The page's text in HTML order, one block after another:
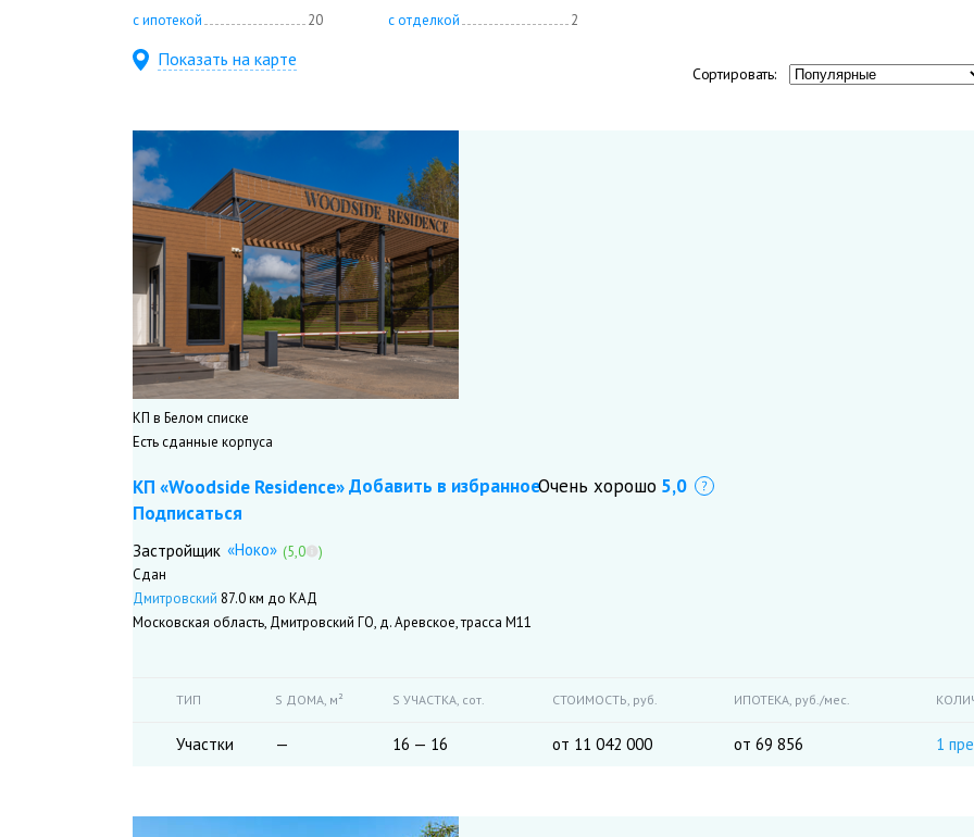
с ипотекой
20 с отделкой 2
Сортировать:
Показать на карте
КП в Белом списке
Есть сданные корпуса
КП «Woodside Residence»Добавить в избранное
Подписаться
Застройщик «Ноко» (5,0 )
Очень хорошо 5,0 Что это?
Сдан
Дмитровский 87.0 км до КАД
Московская область, Дмитровский ГО, д. Аревское, трасса М11
ТИП S ДОМА, м² S УЧАСТКА, сот. СТОИМОСТЬ, руб. ИПОТЕКА, руб./мес.
Участки — 16 — 16 от 11 042 000 от 69 856 1